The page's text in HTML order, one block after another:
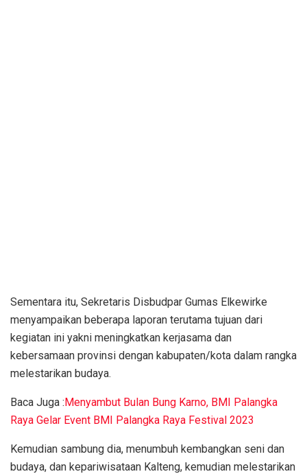
Sementara itu, Sekretaris Disbudpar Gumas Elkewirke
menyampaikan beberapa laporan terutama tujuan dari
kegiatan ini yakni meningkatkan kerjasama dan
kebersamaan provinsi dengan kabupaten/kota dalam rangka
melestarikan budaya.
Baca Juga :Menyambut Bulan Bung Karno, BMI Palangka
Raya Gelar Event BMI Palangka Raya Festival 2023
Kemudian sambung dia, menumbuh kembangkan seni dan
budaya, dan kepariwisataan Kalteng, kemudian melestarikan